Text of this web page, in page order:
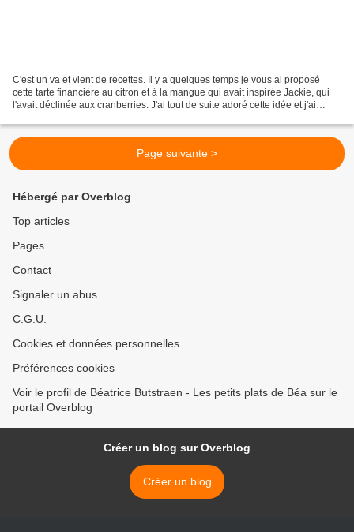
C'est un va et vient de recettes. Il y a quelques temps je vous ai proposé
cette tarte financière au citron et à la mangue qui avait inspirée Jackie, qui
l'avait déclinée aux cranberries. J'ai tout de suite adoré cette idée et j'ai
Page suivante >
Hébergé par Overblog
Top articles
Pages
Contact
Signaler un abus
C.G.U.
Cookies et données personnelles
Préférences cookies
Voir le profil de Béatrice Butstraen - Les petits plats de Béa sur le
portail Overblog
Créer un blog sur Overblog
Créer un blog